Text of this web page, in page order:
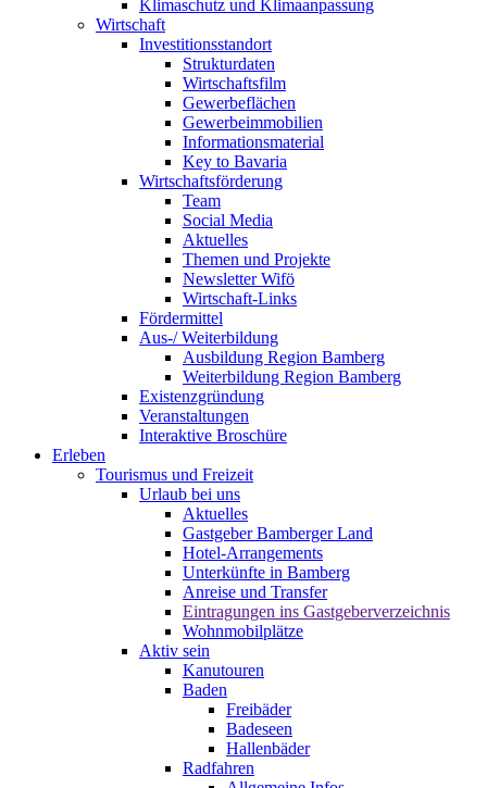
Klimaschutz und Klimaanpassung
Wirtschaft
Investitionsstandort
Strukturdaten
Wirtschaftsfilm
Gewerbeflächen
Gewerbeimmobilien
Informationsmaterial
Key to Bavaria
Wirtschaftsförderung
Team
Social Media
Aktuelles
Themen und Projekte
Newsletter Wifö
Wirtschaft-Links
Fördermittel
Aus-/ Weiterbildung
Ausbildung Region Bamberg
Weiterbildung Region Bamberg
Existenzgründung
Veranstaltungen
Interaktive Broschüre
Erleben
Tourismus und Freizeit
Urlaub bei uns
Aktuelles
Gastgeber Bamberger Land
Hotel-Arrangements
Unterkünfte in Bamberg
Anreise und Transfer
Eintragungen ins Gastgeberverzeichnis
Wohnmobilplätze
Aktiv sein
Kanutouren
Baden
Freibäder
Badeseen
Hallenbäder
Radfahren